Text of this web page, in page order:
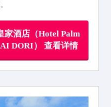
家酒店（Hotel Palm
DORI） 查看详情